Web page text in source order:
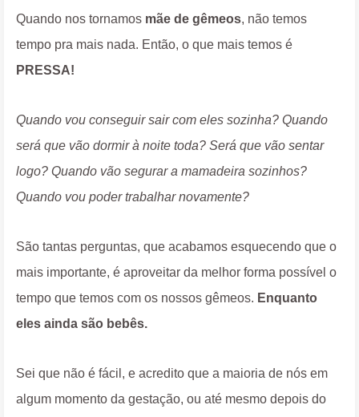
Quando nos tornamos mãe de gêmeos, não temos
tempo pra mais nada. Então, o que mais temos é
PRESSA!
Quando vou conseguir sair com eles sozinha? Quando
será que vão dormir à noite toda? Será que vão sentar
logo? Quando vão segurar a mamadeira sozinhos?
Quando vou poder trabalhar novamente?
São tantas perguntas, que acabamos esquecendo que o
mais importante, é aproveitar da melhor forma possível o
tempo que temos com os nossos gêmeos. Enquanto
eles ainda são bebês.
Sei que não é fácil, e acredito que a maioria de nós em
algum momento da gestação, ou até mesmo depois do